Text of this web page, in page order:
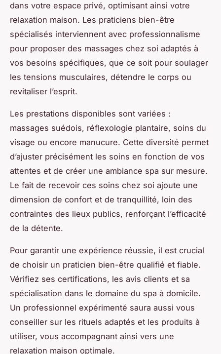
dans votre espace privé, optimisant ainsi votre
relaxation maison. Les praticiens bien-être
spécialisés interviennent avec professionnalisme
pour proposer des massages chez soi adaptés à
vos besoins spécifiques, que ce soit pour soulager
les tensions musculaires, détendre le corps ou
revitaliser l’esprit.
Les prestations disponibles sont variées :
massages suédois, réflexologie plantaire, soins du
visage ou encore manucure. Cette diversité permet
d’ajuster précisément les soins en fonction de vos
attentes et de créer une ambiance spa sur mesure.
Le fait de recevoir ces soins chez soi ajoute une
dimension de confort et de tranquillité, loin des
contraintes des lieux publics, renforçant l’efficacité
de la détente.
Pour garantir une expérience réussie, il est crucial
de choisir un praticien bien-être qualifié et fiable.
Vérifiez ses certifications, les avis clients et sa
spécialisation dans le domaine du spa à domicile.
Un professionnel expérimenté saura aussi vous
conseiller sur les rituels adaptés et les produits à
utiliser, vous accompagnant ainsi vers une
relaxation maison optimale.